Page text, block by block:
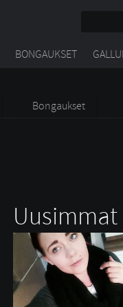
BONGAUKSET
Bongaukset